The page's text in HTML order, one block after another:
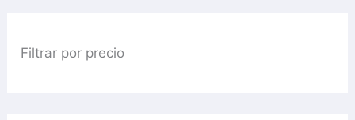
Filtrar por precio